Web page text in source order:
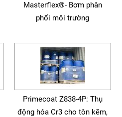
Masterflex®- Bơm phân
phối môi trường
Primecoat Z838-4P: Thụ
động hóa Cr3 cho tôn kẽm,